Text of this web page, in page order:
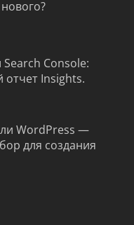
Console:
отчет Insights.
WordPress —
для создания